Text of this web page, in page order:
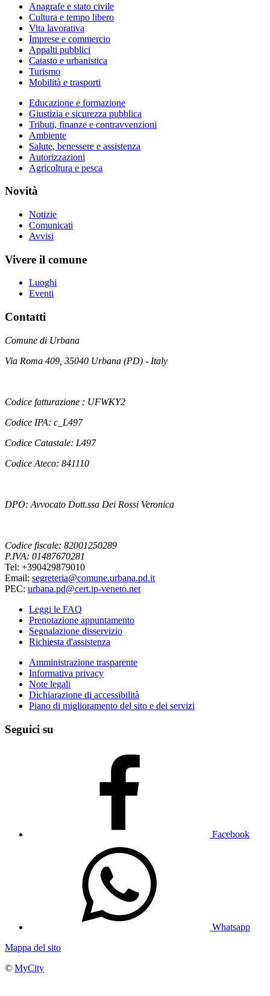
Anagrafe e stato civile
Cultura e tempo libero
Vita lavorativa
Imprese e commercio
Appalti pubblici
Catasto e urbanistica
Turismo
Mobilità e trasporti
Educazione e formazione
Giustizia e sicurezza pubblica
Tributi, finanze e contravvenzioni
Ambiente
Salute, benessere e assistenza
Autorizzazioni
Agricoltura e pesca
Novità
Notizie
Comunicati
Avvisi
Vivere il comune
Luoghi
Eventi
Contatti
Comune di Urbana
Via Roma 409, 35040 Urbana (PD) - Italy
Codice fatturazione : UFWKY2
Codice IPA: c_L497
Codice Catastale: L497
Codice Ateco: 841110
DPO: Avvocato Dott.ssa Dei Rossi Veronica
Codice fiscale: 82001250289
P.IVA: 01487670281
Tel: +390429879010
Email: segreteria@comune.urbana.pd.it
PEC: urbana.pd@cert.ip-veneto.net
Leggi le FAQ
Prenotazione appuntamento
Segnalazione disservizio
Richiesta d'assistenza
Amministrazione trasparente
Informativa privacy
Note legali
Dichiarazione di accessibilità
Piano di miglioramento del sito e dei servizi
Seguici su
Facebook
Whatsapp
Mappa del sito
© MyCity